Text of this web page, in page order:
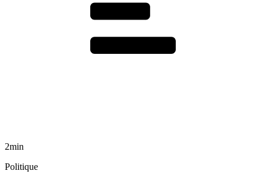
2min
Politique